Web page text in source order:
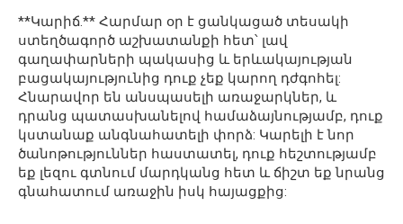
**Կարիճ.** Հարմար օր է ցանկացած տեսակի
ստեղծագործ աշխատանքի հետ՝ լավ
գաղափարների պակասից և երևակայության
բացակայությունից դուք չեք կարող դժգոհել:
Հնարավոր են անսպասելի առաջարկներ, և
դրանց պատասխանելով համաձայնությամբ, դուք
կստանաք անգնահատելի փորձ: Կարելի է նոր
ծանոթություններ հաստատել, դուք հեշտությամբ
եք լեզու գտնում մարդկանց հետ և ճիշտ եք նրանց
գնահատում առաջին իսկ հայացքից: